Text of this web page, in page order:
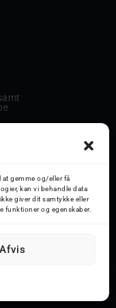
gemme og/eller få
kan vi behandle data
giver dit samtykke eller
funktioner og egenskaber.
Afvis